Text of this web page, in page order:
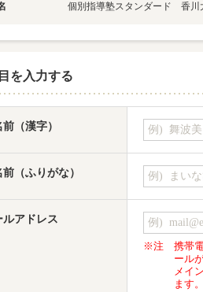
個別指導塾スタンダード 香川
を入力する
（漢字）
前（ふりがな）
ルアドレス
※注
携帯
ール
メイ
ます。